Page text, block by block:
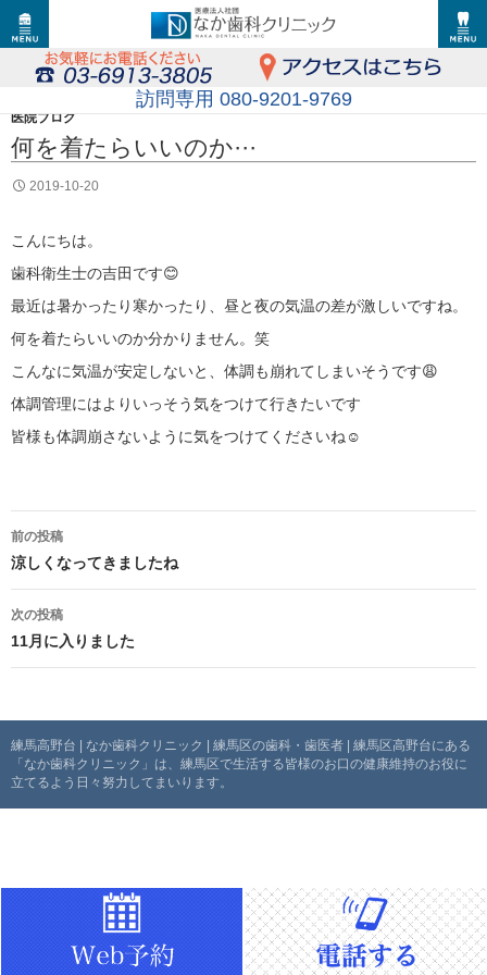
訪問専用 080-9201-9769
医院ブログ
何を着たらいいのか···
2019-10-20
こんにちは。
歯科衛生士の吉田です😊
最近は暑かったり寒かったり、昼と夜の気温の差が激しいですね。
何を着たらいいのか分かりません。笑
こんなに気温が安定しないと、体調も崩れてしまいそうです😩
体調管理にはよりいっそう気をつけて行きたいです
皆様も体調崩さないように気をつけてくださいね☺️
投
稿
ナ
ビ
ー
シ
前の投稿
涼しくなってきましたね
次の投稿
11月に入りました
練馬高野台 | なか歯科クリニック | 練馬区の歯科・歯医者 | 練馬区高野台にある
「なか歯科クリニック」は、練馬区で生活する皆様のお口の健康維持のお役に
立てるよう日々努力してまいります。